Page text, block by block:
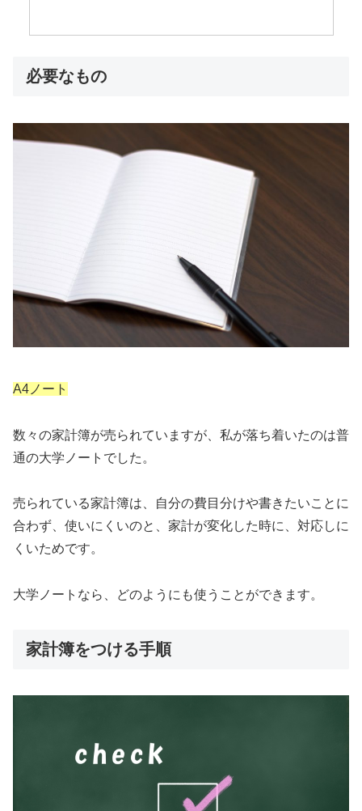
必要なもの
A4ノート
数々の家計簿が売られていますが、私が落ち着いたのは普
通の大学ノートでした。
売られている家計簿は、自分の費目分けや書きたいことに
合わず、使いにくいのと、家計が変化した時に、対応しに
くいためです。
大学ノートなら、どのようにも使うことができます。
家計簿をつける手順